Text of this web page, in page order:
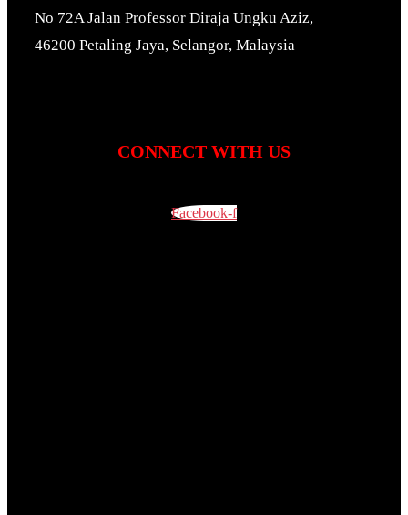
No 72A Jalan Professor Diraja Ungku Aziz,
46200 Petaling Jaya, Selangor, Malaysia
CONNECT WITH US
Facebook-f